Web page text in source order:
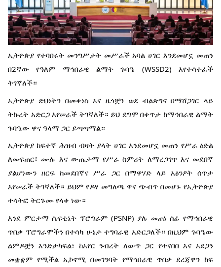
ኢትዮጵያ የተባበሩት መንግሥታት መሥራች አባል ሀገር እንደመሆኗ መጠን
በ2ኛው የዓለም ማኅበራዊ ልማት ጉባዔ (WSSD2) እየተሳተፈች
ትገኛለች።
ኢትዮጵያ ድህነትን በመቀነስ እና ዜጎቿን ወደ ብልጽግና በማሸጋገር ላይ
ትኩረት አድርጋ እየሠራች ትገኛለች። ይህ ደግሞ በቀጥታ ከማኅበራዊ ልማት
ጉባዔው ዋና ዓላማ ጋር ይጣጣማል።
ኢትዮጵያ ከፍተኛ ሕዝብ ብዛት ያላት ሀገር እንደመሆኗ መጠን የሥራ ዕድል
ለመፍጠር፣ ሙሉ እና ውጤታማ የሥራ ስምሪት ለማረጋገጥ እና መደበኛ
ያልሆነውን ዘርፍ ከመደበኛና ሥራ ጋር በማዋሃድ ላይ አፅንዖት ሰጥታ
እየሠራች ትገኛለች። ይህም የዶሃ መግለጫ ዋና ጭብጥ በመሆኑ የኢትዮጵያ
ተሳትፎ ትርጉሙ የላቀ ነው።
እንደ ምርታማ ሴፍቲኔት ፕሮግራም (PSNP) ያሉ መጠነ ሰፊ የማኅበራዊ
ጥበቃ ፕሮግራሞችን በተሳካ ሁኔታ ተግባራዊ አድርጋለች። በዚህም ጉባዔው
ልምዶቿን እንድታካፍል፣ ከአየር ንብረት ለውጥ ጋር የተናበበ እና አደጋን
መቋቋም የሚችል ኢኮኖሚ በመገንባት የማኅበራዊ ጥበቃ ደረጃዋን ከፍ